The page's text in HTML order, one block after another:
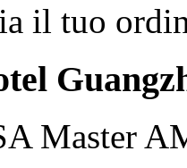
il tuo
Master